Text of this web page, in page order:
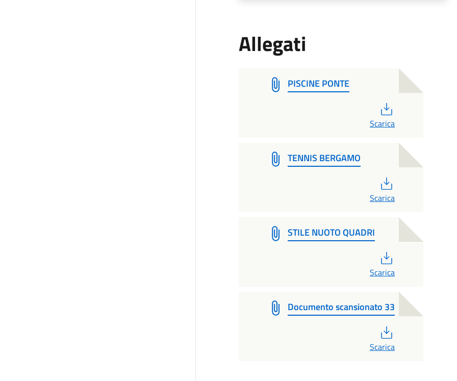
Allegati
PISCINE PONTE
Scarica
TENNIS BERGAMO
Scarica
STILE NUOTO QUADRI
Scarica
Documento scansionato 33
Scarica